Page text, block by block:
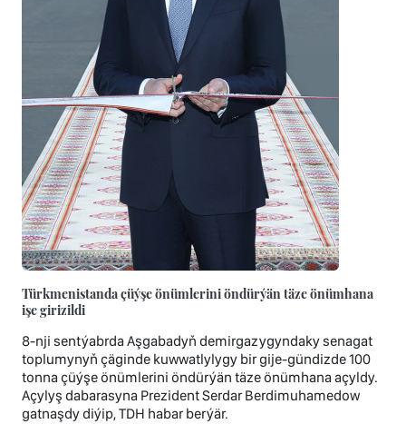
Türkmenistanda çüýşe önümlerini öndürýän täze önümhana
işe girizildi
8-nji sentýabrda Aşgabadyň demirgazygyndaky senagat
toplumynyň çäginde kuwwatlylygy bir gije-gündizde 100
tonna çüýşe önümlerini öndürýän täze önümhana açyldy.
Açylyş dabarasyna Prezident Serdar Berdimuhamedow
gatnaşdy diýip, TDH habar berýär.